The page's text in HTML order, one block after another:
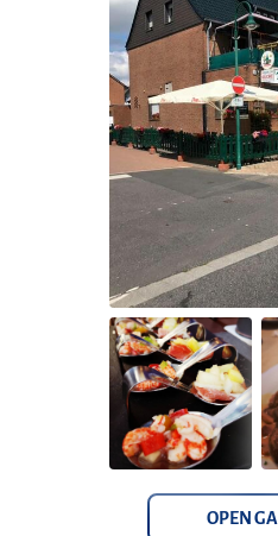
OPEN